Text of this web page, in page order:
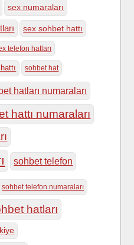
sex numaraları
sex sohbet hattı
telefon hatları
sohbet hat
hatları numaraları
hattı numaraları
sohbet telefon
sohbet telefon numaraları
hatları